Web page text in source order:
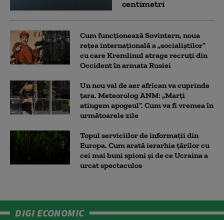
centimetri
Cum funcționează Sovintern, noua
rețea internațională a „socialiștilor”
cu care Kremlinul atrage recruți din
Occident în armata Rusiei
Un nou val de aer african va cuprinde
țara. Meteorolog ANM: „Marți
atingem apogeul”. Cum va fi vremea în
următoarele zile
Topul serviciilor de informații din
Europa. Cum arată ierarhia țărilor cu
cei mai buni spioni și de ce Ucraina a
urcat spectaculos
DIGI ECONOMIC